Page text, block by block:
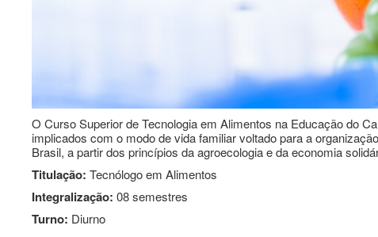
O Curso Superior de Tecnologia em Alimentos na Educação do
implicados com o modo de vida familiar voltado para a
Brasil, a partir dos princípios da agroecologia e da economia
Titulação: Tecnólogo em Alimentos
Integralização: 08 semestres
Turno: Diurno